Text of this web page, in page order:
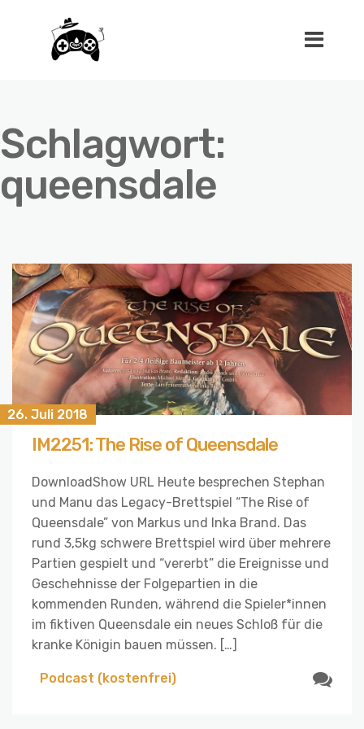
Schlagwort:
queensdale
26. Juli 2018
IM2251: The Rise of Queensdale
DownloadShow URL Heute besprechen Stephan
und Manu das Legacy-Brettspiel “The Rise of
Queensdale” von Markus und Inka Brand. Das
rund 3,5kg schwere Brettspiel wird über mehrere
Partien gespielt und “vererbt” die Ereignisse und
Geschehnisse der Folgepartien in die
kommenden Runden, während die Spieler*innen
im fiktiven Queensdale ein neues Schloß für die
kranke Königin bauen müssen. […]
Podcast (kostenfrei)